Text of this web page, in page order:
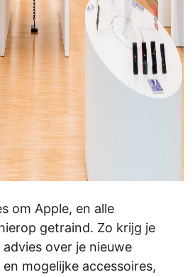
om Apple, en alle
getraind. Zo krijg je
over je nieuwe
mogelijke accessoires,